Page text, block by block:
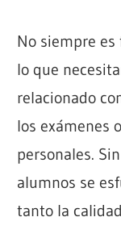
No siempre
lo que
relacionado
los exámenes
personales.
alumnos se
tanto la